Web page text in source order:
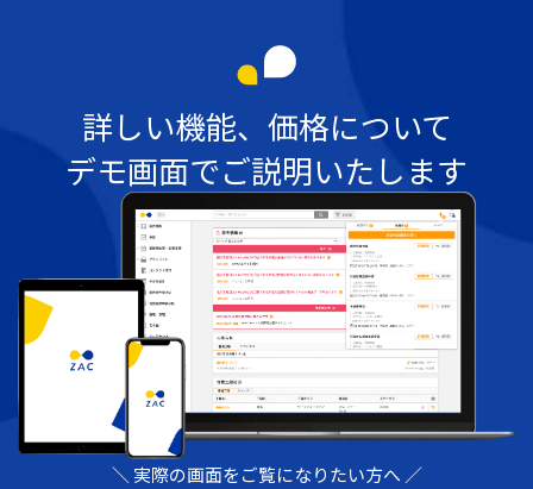
詳しい機能、価格について
デモ画面でご説明いたします
＼ 実際の画面をご覧になりたい方へ ／